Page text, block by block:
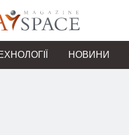
НОВИНИ